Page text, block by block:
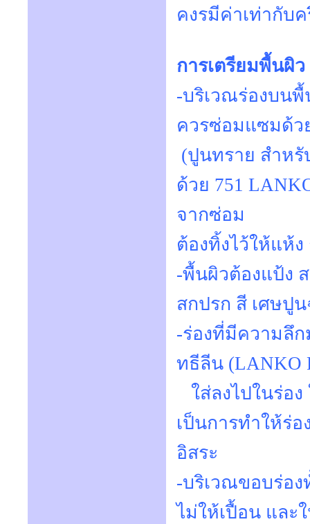
คงรมีค่าเท่ากับ
การเตรียมพื้นผิว
-บริเวณร่องบน
ควรซ่อมแซมด้ว
(ปูนทราย สำห
ด้วย 751
จากซ่อม
ต้องทิ้งไว้ให้แห้
-พื้นผิวต้องแป้ง
สกปรก สี เศษปู
-ร่องที่มีความลึ
ทธีลีน (LANKO
ใส่ลงไปในร่อ
เป็นการทำให้ร่
อิสระ
-บริเวณขอบร่อง
ไม่ให้เปื้อน และ